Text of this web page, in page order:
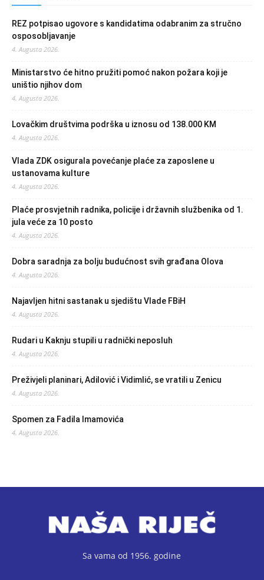
REZ potpisao ugovore s kandidatima odabranim za stručno
osposobljavanje
4. Augusta 2026.
Ministarstvo će hitno pružiti pomoć nakon požara koji je
uništio njihov dom
4. Augusta 2026.
Lovačkim društvima podrška u iznosu od 138.000 KM
4. Augusta 2026.
Vlada ZDK osigurala povećanje plaće za zaposlene u
ustanovama kulture
4. Augusta 2026.
Plaće prosvjetnih radnika, policije i državnih službenika od 1.
jula veće za 10 posto
4. Augusta 2026.
Dobra saradnja za bolju budućnost svih građana Olova
4. Augusta 2026.
Najavljen hitni sastanak u sjedištu Vlade FBiH
4. Augusta 2026.
Rudari u Kaknju stupili u radnički neposluh
4. Augusta 2026.
Preživjeli planinari, Adilović i Vidimlić, se vratili u Zenicu
4. Augusta 2026.
Spomen za Fadila Imamovića
4. Augusta 2026.
Sa vama od 1956. godine